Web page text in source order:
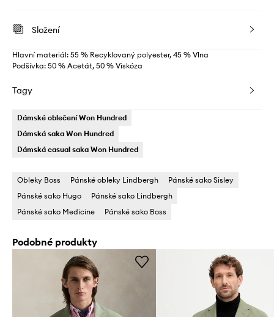
Složení
Hlavní materiál: 55 % Recyklovaný polyester, 45 % Vlna
Podšívka: 50 % Acetát, 50 % Viskóza
Tagy
Dámské oblečení Won Hundred
Dámská saka Won Hundred
Dámská casual saka Won Hundred
Obleky Boss Pánské obleky Lindbergh
Pánské sako Sisley
Pánské sako Hugo
Pánské sako Lindbergh
Pánské sako Medicine
Pánské sako Boss
Podobné produkty